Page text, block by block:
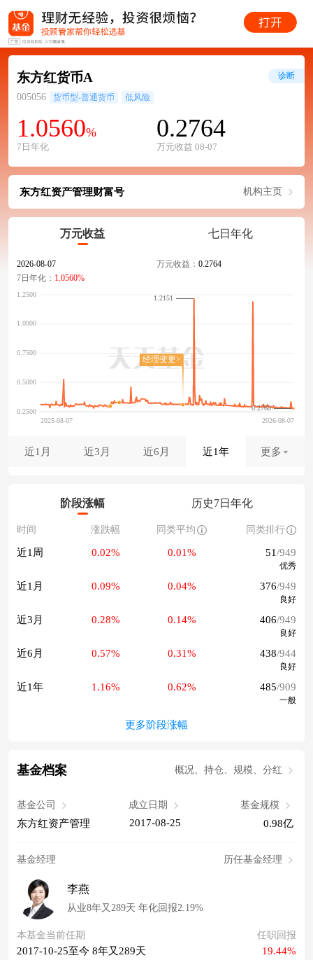
东方红货币A
005056 货币型-普通货币 低风险
1.0560%
7日年化
0.2764
万元收益 08-07
诊断
东方红资产管理财富号 机构主页
万元收益 七日年化
2026-08-07 万元收益： 0.2764
7日年化： 1.0560%
0.2760
1.2151
近1月 近3月 近6月 近1年 更多
阶段涨幅 历史7日年化
时间 涨跌幅 同类平均 同类排行
近1周 0.02% 0.01% 51/949
优秀
近1月 0.09% 0.04% 376/949
良好
近3月 0.28% 0.14% 406/949
良好
近6月 0.57% 0.31% 438/944
良好
近1年 1.16% 0.62% 485/909
一般
更多阶段涨幅
基金档案 概况、持仓、规模、分红
基金公司
东方红资产管理
成立日期
2017-08-25
基金规模
0.98亿
基金经理 历任基金经理
李燕
从业8年又289天 年化回报2.19%
本基金当前任期
2017-10-25至今 8年又289天
任职回报
19.44%